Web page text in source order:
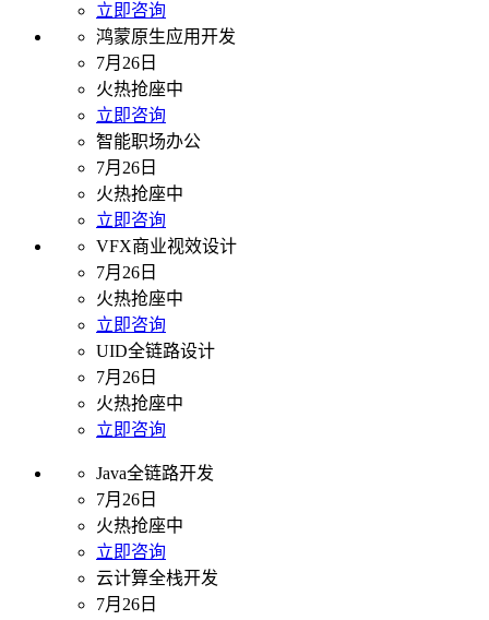
立即咨询
鸿蒙原生应用开发
7月26日
火热抢座中
立即咨询
智能职场办公
7月26日
火热抢座中
立即咨询
VFX商业视效设计
7月26日
火热抢座中
立即咨询
UID全链路设计
7月26日
火热抢座中
立即咨询
Java全链路开发
7月26日
火热抢座中
立即咨询
云计算全栈开发
7月26日